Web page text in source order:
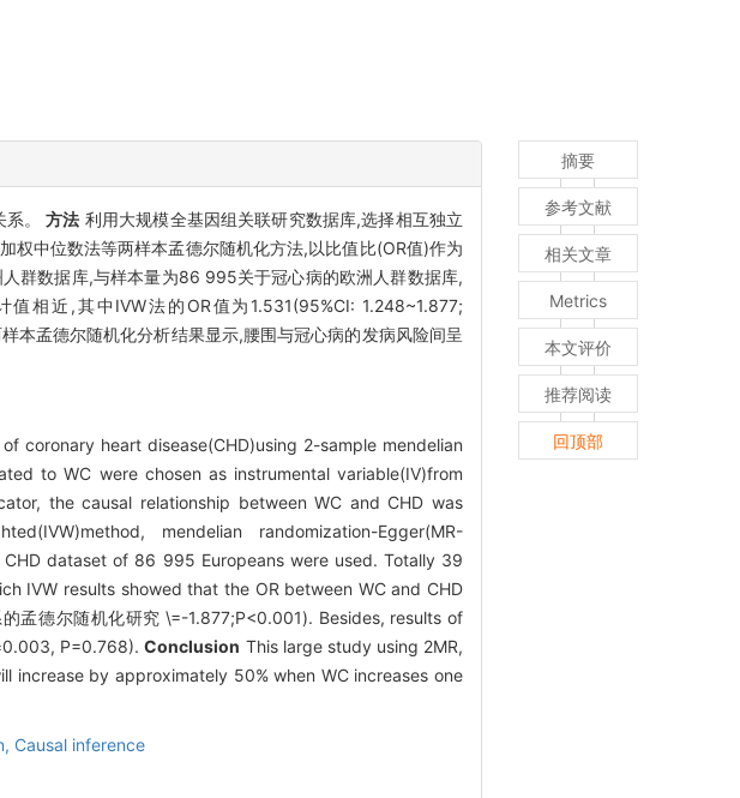
系。方法 利用大规模全基因组关联研究数据库,选择相互独立
权中位数法等两样本孟德尔随机化方法,以比值比(OR值)作为
群数据库,与样本量为86 995关于冠心病的欧洲人群数据库,
相近,其中IVW法的OR值为1.531(95%CI: 1.248~1.877;
本孟德尔随机化分析结果显示,腰围与冠心病的发病风险间呈
coronary heart disease(CHD)using 2-sample mendelian
to WC were chosen as instrumental variable(IV)from
the causal relationship between WC and CHD was
mendelian randomization-Egger(MR-
dataset of 86 995 Europeans were used. Totally 39
IVW results showed that the OR between WC and CHD
孟德尔随机化研究 \=-1.877;P<0.001). Besides, results of
P=0.768).Conclusion This large study using 2MR,
increase by approximately 50% when WC increases one
Causal inference
摘要
参考文献
相关文章
Metrics
本文评价
推荐阅读
回顶部